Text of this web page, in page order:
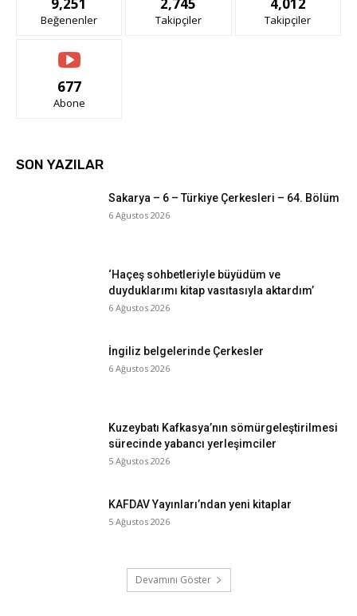
Beğenenler Takipçiler Takipçiler
677
Abone
SON YAZILAR
Sakarya – 6 – Türkiye Çerkesleri – 64. Bölüm
6 Ağustos 2026
‘Haçeş sohbetleriyle büyüdüm ve
duyduklarımı kitap vasıtasıyla aktardım’
6 Ağustos 2026
İngiliz belgelerinde Çerkesler
6 Ağustos 2026
Kuzeybatı Kafkasya’nın sömürgeleştirilmesi
sürecinde yabancı yerleşimciler
5 Ağustos 2026
KAFDAV Yayınları’ndan yeni kitaplar
5 Ağustos 2026
Devamını Göster